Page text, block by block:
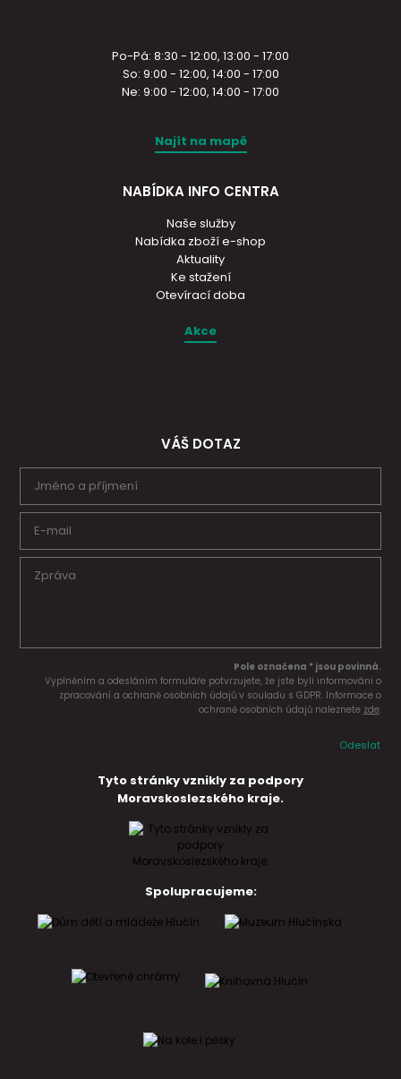
Po-Pá: 8:30 - 12:00, 13:00 - 17:00
So: 9:00 - 12:00, 14:00 - 17:00
Ne: 9:00 - 12:00, 14:00 - 17:00
Najít na mapě
NABÍDKA INFO CENTRA
Naše služby
Nabídka zboží e-shop
Aktuality
Ke stažení
Otevírací doba
Akce
VÁŠ DOTAZ
Pole označena * jsou povinná.
Vyplněním a odesláním formuláře potvrzujete, že jste byli informováni o
zpracování a ochraně osobních údajů v souladu s GDPR. Informace o
ochraně osobních údajů naleznete zde.
Odeslat
Tyto stránky vznikly za podpory
Moravskoslezského kraje.
Spolupracujeme: